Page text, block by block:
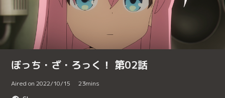
ぼっち・ざ・ろっく！ 第02話
Aired on 2022/10/15 23mins